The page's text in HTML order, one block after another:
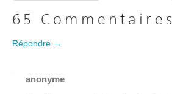
65 Commentaires
Répondre →
anonyme